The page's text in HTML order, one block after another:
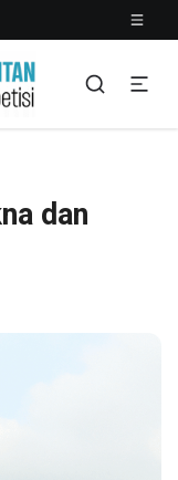
dan Contoh
dan